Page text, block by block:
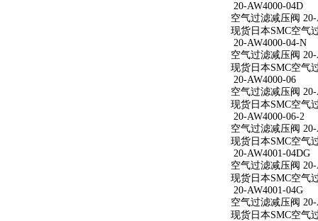
20-AW4000-04D
空气过滤减压阀 20-
现货日本SMC空气
20-AW4000-04-N
空气过滤减压阀
现货日本SMC空气
20-AW4000-06
空气过滤减压阀 20-
现货日本SMC空气
20-AW4000-06-2
空气过滤减压阀 20-
现货日本SMC空气
20-AW4001-04DG
空气过滤减压阀 20-
现货日本SMC空气
20-AW4001-04G
空气过滤减压阀 20-
现货日本SMC空气